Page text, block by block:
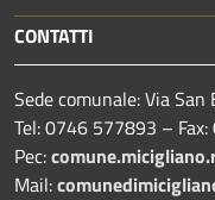
CONTATTI
Sede comunale: Via
Tel: 0746 577893 –
Pec:
Mail: